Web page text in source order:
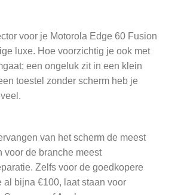
voor je Motorola Edge 60 Fusion
luxe. Hoe voorzichtig je ook met
een ongeluk zit in een klein
toestel zonder scherm heb je
van het scherm de meest
voor de branche meest
Zelfs voor de goedkopere
al bijna €100, laat staan voor